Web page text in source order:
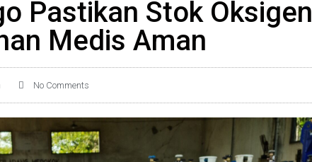
Pastikan Stok
Medis Aman
No Comments